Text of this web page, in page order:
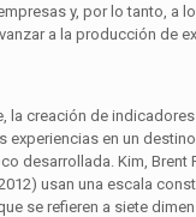
y, por lo tanto, a
a la producción de
la creación de
experiencias en un
desarrollada. Kim, Brent
usan una escala
se refieren a siete